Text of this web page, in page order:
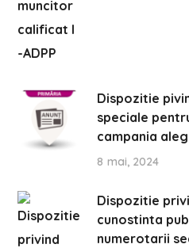
Dispozitie
speciale
campania
8 mai, 2024
Dispozitie
cunostinta
numerotarii